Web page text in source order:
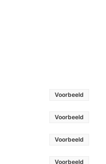
Voorbeeld
Voorbeeld
Voorbeeld
Voorbeeld